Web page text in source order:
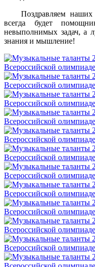
Поздравляем
всегда будет
невыполнимых задач, а
знания и мышление!